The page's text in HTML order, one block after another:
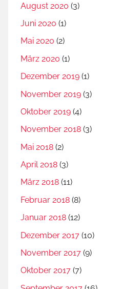
n
k
m
a
,
K
h
o
s
c
B
August 2020 (3)
Juni 2020 (1)
Mai 2020 (2)
März 2020 (1)
Dezember 2019 (1)
November 2019 (3)
Oktober 2019 (4)
November 2018 (3)
Mai 2018 (2)
April 2018 (3)
März 2018 (11)
Februar 2018 (8)
Januar 2018 (12)
Dezember 2017 (10)
November 2017 (9)
Oktober 2017 (7)